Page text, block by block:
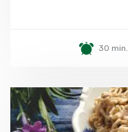
30 min.